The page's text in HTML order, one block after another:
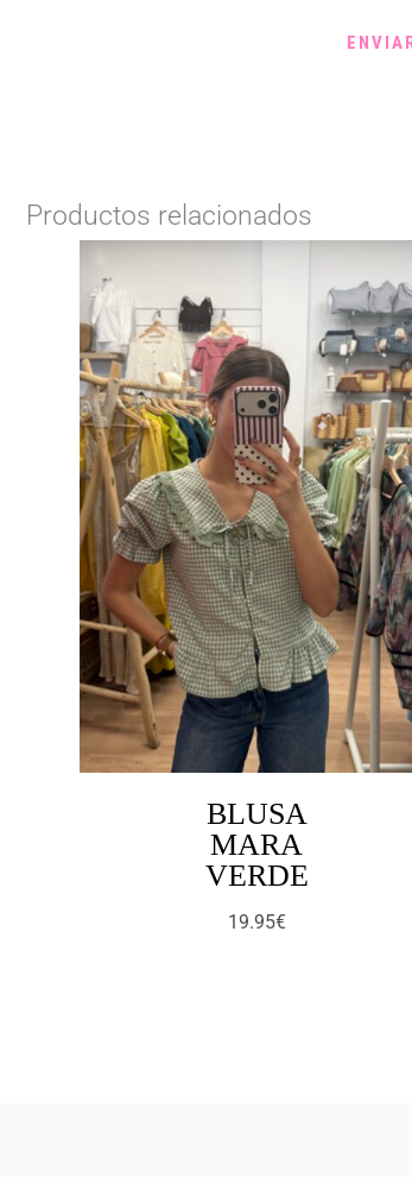
Productos relacionados
BLUSA
MARA
VERDE
19.95€